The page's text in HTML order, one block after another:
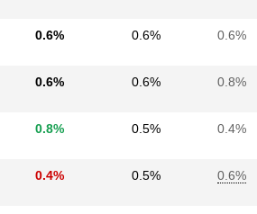
0.6% 0.6% 0.6%
0.6% 0.6% 0.8%
0.8% 0.5% 0.4%
0.4% 0.5% 0.6%